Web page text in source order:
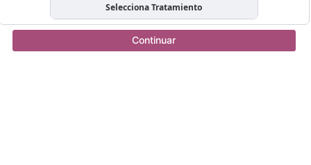
Selecciona Tratamiento
Continuar